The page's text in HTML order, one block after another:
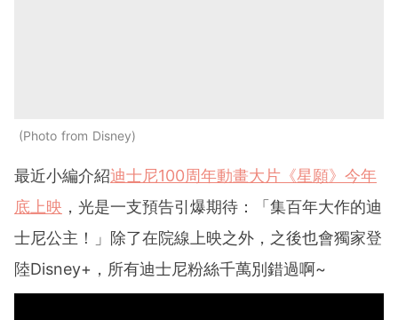
Photo from Disney
最近小編介紹迪士尼100周年動畫大片《星願》今年
底上映 ，光是一支預告引爆期待：「集百年大作的迪
士尼公主！」除了在院線上映之外，之後也會獨家登
陸Disney+，所有迪士尼粉絲千萬別錯過啊~